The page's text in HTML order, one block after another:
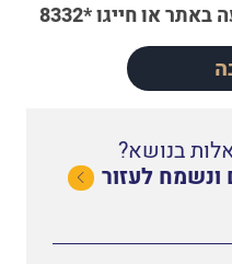
באתראוחייגו *8332
בנושא?
לעזור